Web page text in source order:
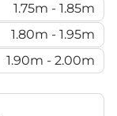
1.75m - 1.85m
1.80m - 1.95m
1.90m - 2.00m